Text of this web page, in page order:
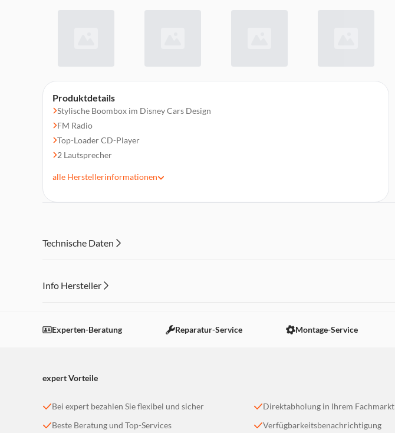
Produktdetails
Stylische Boombox im Disney Cars Design
FM Radio
Top-Loader CD-Player
2 Lautsprecher
alle Herstellerinformationen
Technische Daten
Info Hersteller
Einstellungen anpassen
Experten-Beratung Reparatur-Service Montage-Service
expert Vorteile
Bei expert bezahlen Sie flexibel und sicher
Beste Beratung und Top-Services
Direktabholung in Ihrem Fachmarkt
Verfügbarkeitsbenachrichtigung